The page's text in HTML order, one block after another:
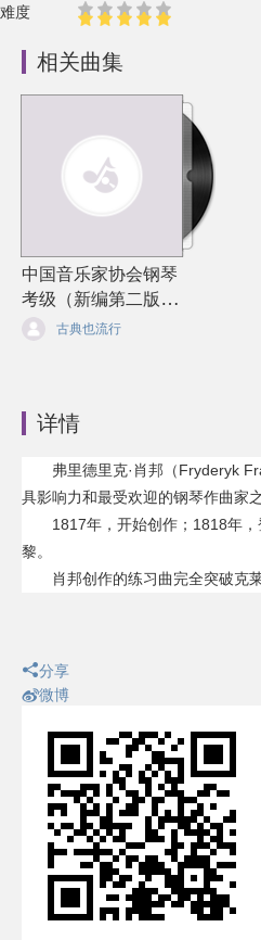
难度
相关曲集
中国音乐家协会钢琴
考级（新编第二版）
1—10级精选曲集
古典也流行
详情
弗里德里克·肖邦（Fryderyk
具影响力和最受欢迎的钢琴作曲家
1817年，开始创作；1818年
黎。
肖邦创作的练习曲完全突破克
分享
微博